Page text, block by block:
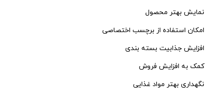
نمایش بهتر محصول
امکان استفاده از برچسب اختصاصی
افزایش جذابیت بسته بندی
کمک به افزایش فروش
نگهداری بهتر مواد غذایی